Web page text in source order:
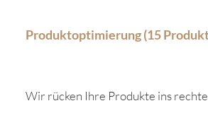
Produktoptimierung (15
Wir rücken Ihre Produkte ins